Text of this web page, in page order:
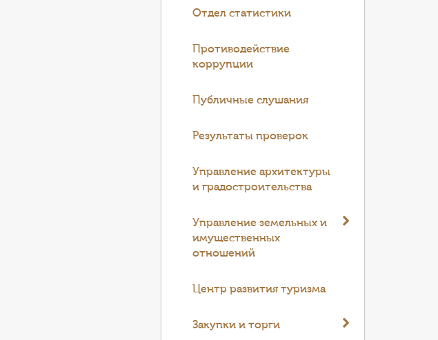
Отдел статистики
Противодействие
коррупции
Публичные слушания
Результаты проверок
Управление архитектуры
и градостроительства
Управление земельных и
имущественных
отношений
Центр развития туризма
Закупки и торги